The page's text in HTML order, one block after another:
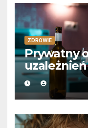
ZDROWIE
Prywatny